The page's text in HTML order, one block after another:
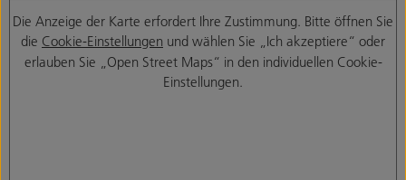
Die Anzeige der Karte erfordert Ihre Zustimmung. Bitte öffnen Sie
die Cookie-Einstellungen und wählen Sie „Ich akzeptiere“ oder
erlauben Sie „Open Street Maps“ in den individuellen Cookie-
Einstellungen.